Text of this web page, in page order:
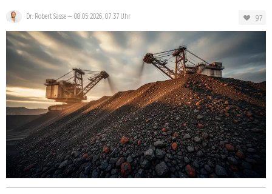
Dr. Robert Sasse— 08.05.2026, 07:37 Uhr 97